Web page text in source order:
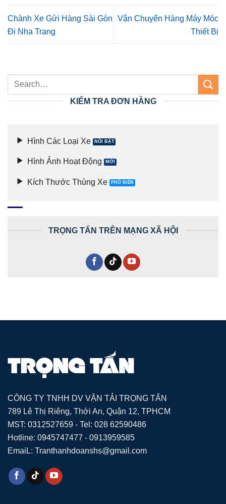
Chành Xe Gửi Hàng Sài Gòn
Đi Nha Trang
Vận Chuyển Hàng Máy Móc
Thiết Bị
KIỂM TRA ĐƠN HÀNG
Hình Các Loại Xe
Hình Ảnh Hoạt Động
Kích Thước Thùng Xe
TRỌNG TẤN TRÊN MẠNG XÃ HỘI
CÔNG TY TNHH DV VẬN TẢI TRỌNG TẤN
789 Lê Thị Riêng, Thới An, Quận 12, TPHCM
MST: 0312527659 - Tel: 028 62590486
Hotline: 0945747477 - 0913959585
EmaiL: Tranthanhdoanshs@gmail.com